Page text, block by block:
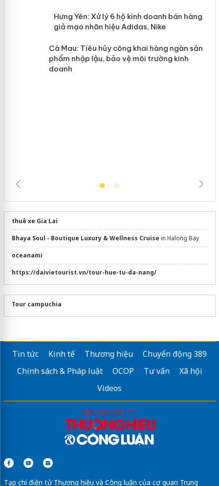
Hưng Yên: Xử lý 6 hộ kinh doanh bán
hàng giả mạo nhãn hiệu Adidas, Nike
thuê xe Gia Lai
Bhaya Soul - Boutique Luxury & Wellness Cruise in Halong Bay
oceanami
https://daivietourist.vn/tour-hue-tu-da-nang/
Tour campuchia
Tin tức Kinh tế Thương hiệu
Chuyển động 389
Chính sách & Pháp luật
OCOP Tư vấn
Xã hội
Videos
Tạp chí điện tử Thương hiệu và Công luận của cơ quan Trung